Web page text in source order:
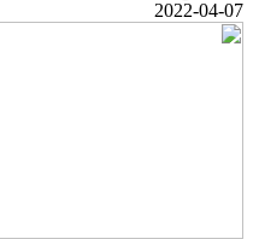
2022-04-